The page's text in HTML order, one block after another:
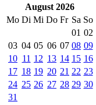
August 2026
Mo Di Mi Do Fr Sa So
01 02
03 04 05 06 07 08 09
10 11 12 13 14 15 16
17 18 19 20 21 22 23
24 25 26 27 28 29 30
31